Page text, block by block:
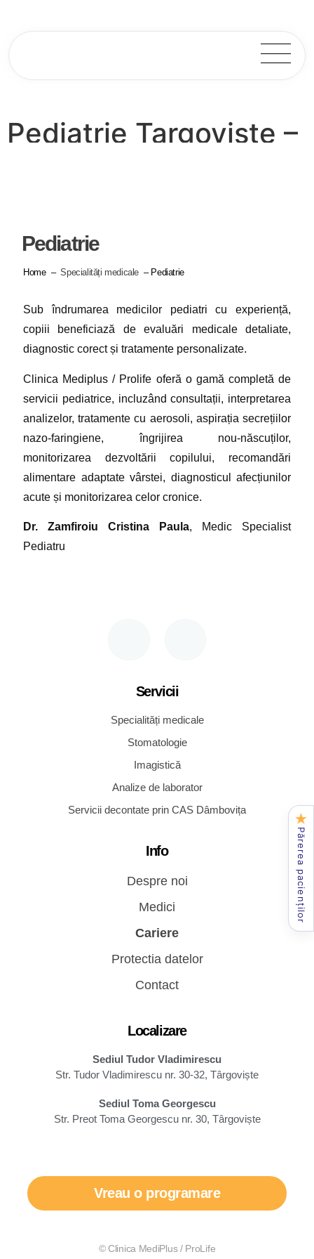
Pediatrie Targoviste –
Pediatrie
Home–Specialități medicale – Pediatrie
Sub îndrumarea medicilor pediatri cu experiență,
copiii beneficiază de evaluări medicale detaliate,
diagnostic corect și tratamente personalizate.
Clinica Mediplus / Prolife oferă o gamă completă de
servicii pediatrice, incluzând consultații, interpretarea
analizelor, tratamente cu aerosoli, aspirația secrețiilor
nazo-faringiene, îngrijirea nou-născuților,
monitorizarea dezvoltării copilului, recomandări
alimentare adaptate vârstei, diagnosticul afecțiunilor
acute și monitorizarea celor cronice.
Dr. Zamfiroiu Cristina Paula, Medic Specialist
Pediatru
Servicii
Specialități medicale
Stomatologie
Imagistică
Analize de laborator
Servicii decontate prin CAS Dâmbovița
Info
Despre noi
Medici
Cariere
Protectia datelor
Contact
Localizare
Sediul Tudor Vladimirescu
Str. Tudor Vladimirescu nr. 30-32, Târgoviște
Sediul Toma Georgescu
Str. Preot Toma Georgescu nr. 30, Târgoviște
Vreau o programare
© Clinica MediPlus / ProLife
★
Părerea pacienților